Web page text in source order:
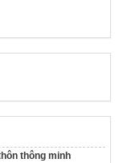
thông minh